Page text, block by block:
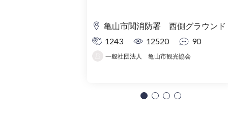
亀山市関消防署 西側グラウンド
1243
12520 90
一般社団法人 亀山市観光協会